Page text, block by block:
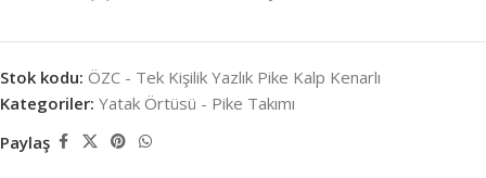
Stok kodu: ÖZC - Tek Kişilik Yazlık Pike Kalp Kenarlı
Kategoriler: Yatak Örtüsü - Pike Takımı
Paylaş